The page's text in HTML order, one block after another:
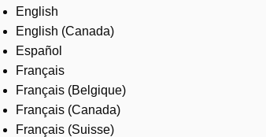
English
English (Canada)
Español
Français
Français (Belgique)
Français (Canada)
Français (Suisse)